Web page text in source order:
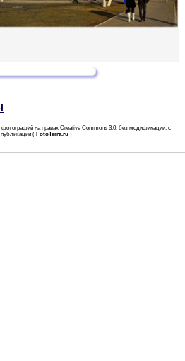
на правах Creative Commons 3.0, без модификации, с
( FotoTerra.ru )